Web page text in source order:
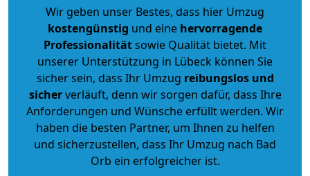
Wir geben unser Bestes, dass hier Umzug
kostengünstig und eine hervorragende
Professionalitätsowie Qualität bietet. Mit
unserer Unterstützung in Lübeck können Sie
sicher sein, dass Ihr Umzug reibungslos und
sicherverläuft, denn wir sorgen dafür, dass Ihre
Anforderungen und Wünsche erfüllt werden. Wir
haben die besten Partner, um Ihnen zu helfen
und sicherzustellen, dass Ihr Umzug nach Bad
Orb ein erfolgreicher ist.